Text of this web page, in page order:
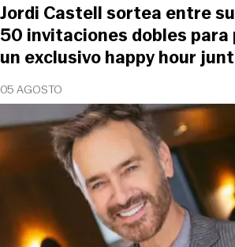
05 AGOSTO
Jordi Castell sortea entre
50 invitaciones dobles
un exclusivo happy hour